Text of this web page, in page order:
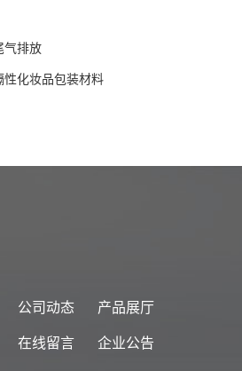
气排放
性化妆品包装材料
公司动态 产品展厅
在线留言 企业公告